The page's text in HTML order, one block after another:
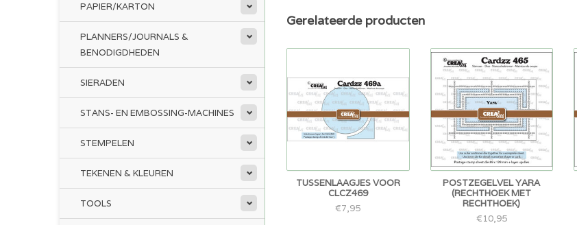
PAPIER/KARTON
PLANNERS/JOURNALS &
BENODIGDHEDEN
SIERADEN
STANS- EN EMBOSSING-MACHINES
STEMPELEN
TEKENEN & KLEUREN
TOOLS
Gerelateerde producten
TUSSENLAAGJES VOOR
CLCZ469
€7,95
POSTZEGELVEL YARA
(RECHTHOEK MET
RECHTHOEK)
€10,95